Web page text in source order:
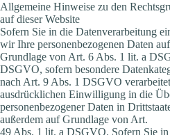
Allgemeine Hinweise zu den
auf dieser Website
Sofern Sie in die Datenverarbeitung
wir Ihre personenbezogenen Daten auf
Grundlage von Art. 6 Abs. 1 lit. a
DSGVO, sofern besondere
nach Art. 9 Abs. 1 DSGVO
ausdrücklichen Einwilligung in die
personenbezogener Daten in
außerdem auf Grundlage von Art.
49 Abs. 1 lit. a DSGVO. Sofern Sie